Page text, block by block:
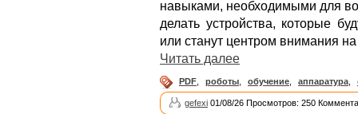
навыками, необходимыми для
делать устройства, которые
или станут центром внимания
Читать далее
PDF роботы обучение аппаратура
gefexi 01/08/26 Просмотров: 250